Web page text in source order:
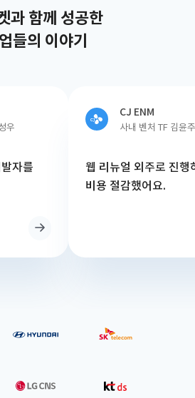
과 함께 성공한
들의 이야기
우
자를
CJ ENM
사내 벤처 TF 김윤주
웹 리뉴얼 외주로 진행
비용 절감했어요.